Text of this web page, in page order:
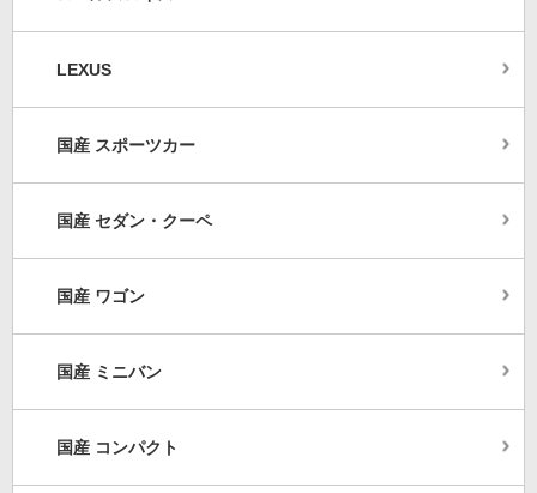
LEXUS
国産 スポーツカー
国産 セダン・クーペ
国産 ワゴン
国産 ミニバン
国産 コンパクト